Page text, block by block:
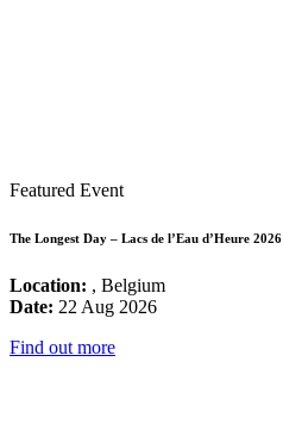
Featured Event
The Longest Day – Lacs de l’Eau d’Heure 2026
Location: , Belgium
Date: 22 Aug 2026
Find out more